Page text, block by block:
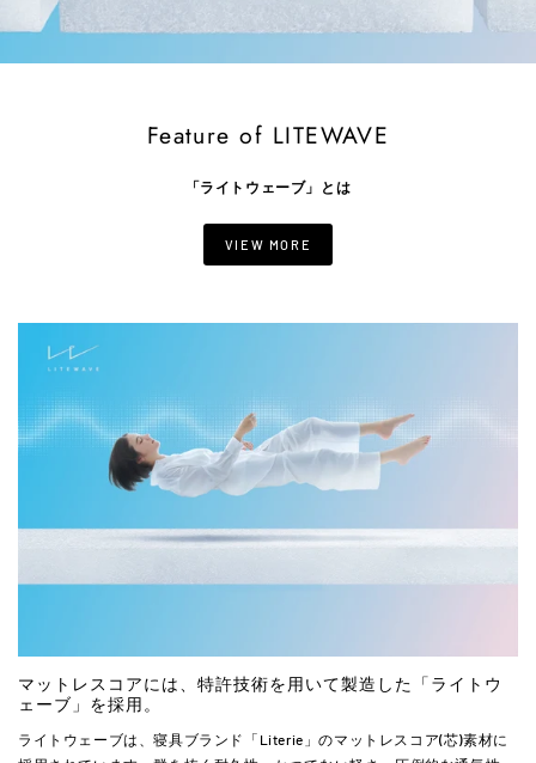
Feature of LITEWAVE
「ライトウェーブ」とは
VIEW MORE
マットレスコアには、特許技術を用いて製造した「ライトウ
ェーブ」を採用。
ライトウェーブは、寝具ブランド「Literie」のマットレスコア(芯)素材に